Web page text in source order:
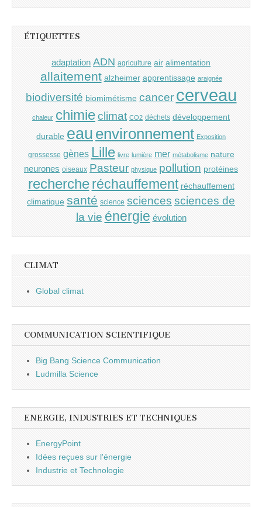
ÉTIQUETTES
adaptation ADN agriculture air alimentation
allaitement alzheimer apprentissage araignée
biodiversité biomimétisme cancer cerveau
chaleur chimieclimat CO2 déchets développement
durable eau environnement Exposition
grossesse gènes Lille livre lumière mer métabolisme nature
neurones oiseaux Pasteur physique pollution protéines
recherche réchauffement réchauffement
climatique santé science sciences sciences de
la vie énergie évolution
CLIMAT
Global climat
COMMUNICATION SCIENTIFIQUE
Big Bang Science Communication
Ludmilla Science
ENERGIE, INDUSTRIES ET TECHNIQUES
EnergyPoint
Idées reçues sur l'énergie
Industrie et Technologie